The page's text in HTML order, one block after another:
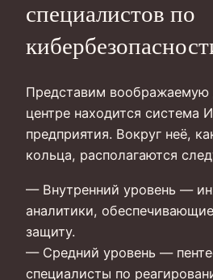
специалистов по
Представим воображаемую
центре находится система
предприятия. Вокруг неё,
кольца, располагаются
— Внутренний уровень —
аналитики,
защиту.
— Средний уровень —
специалисты по